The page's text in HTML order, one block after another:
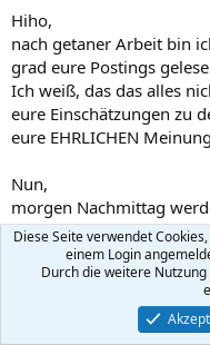
Hiho,
nach getaner Arbeit bin
grad eure Postings
Ich weiß, das das alles
eure Einschätzungen zu
eure EHRLICHEN
Nun,
morgen Nachmittag
anrufen, mal gucken
treffen, werde da dann
scheine in dem
Minuten danach vor, als
hätte das nur geträumt.
Diese Seite verwendet
einem Login
Durch die weitere